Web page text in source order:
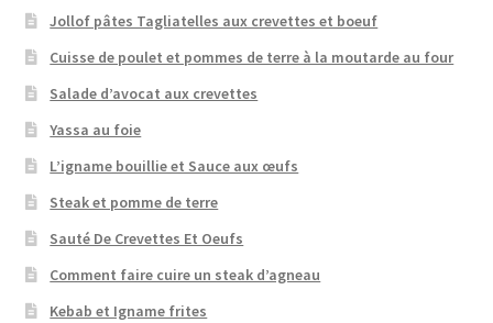
Jollof pâtes Tagliatelles aux crevettes et boeuf
Cuisse de poulet et pommes de terre à la moutarde au four
Salade d’avocat aux crevettes
Yassa au foie
L’igname bouillie et Sauce aux œufs
Steak et pomme de terre
Sauté De Crevettes Et Oeufs
Comment faire cuire un steak d’agneau
Kebab et Igname frites